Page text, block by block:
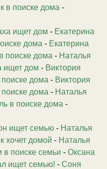
в поиске дома -
ищет дом - Екатерина
дома - Екатерина
поиске дома - Наталья
дом - Виктория
дома - Виктория
дома - Наталья
в поиске дома -
ищет семью - Наталья
хочет домой - Наталья
в поиске семьи - Оксана
ищет семью! - Соня